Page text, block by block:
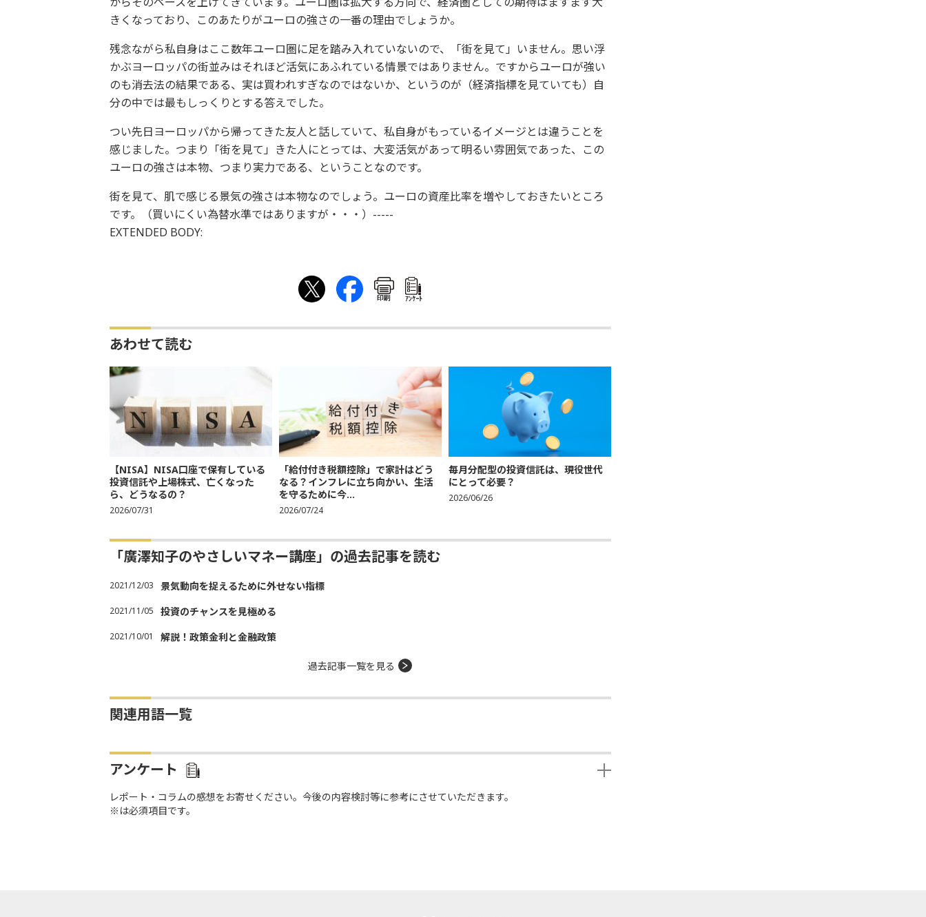
きくなっており、このあたりがユーロの強さの一番の理由でしょうか。
残念ながら私自身はここ数年ユーロ圏に足を踏み入れていないので、「街を見て」いません。思い浮
かぶヨーロッパの街並みはそれほど活気にあふれている情景ではありません。ですからユーロが強い
のも消去法の結果である、実は買われすぎなのではないか、というのが（経済指標を見ていても）自
分の中では最もしっくりとする答えでした。
つい先日ヨーロッパから帰ってきた友人と話していて、私自身がもっているイメージとは違うことを
感じました。つまり「街を見て」きた人にとっては、大変活気があって明るい雰囲気であった、この
ユーロの強さは本物、つまり実力である、ということなのです。
街を見て、肌で感じる景気の強さは本物なのでしょう。ユーロの資産比率を増やしておきたいところ
です。（買いにくい為替水準ではありますが・・・）-----
EXTENDED BODY:
印刷 ｱﾝｹｰﾄ
あわせて読む
【NISA】NISA口座で保有している
投資信託や上場株式、亡くなった
ら、どうなるの？
2026/07/31
「給付付き税額控除」で家計はどう
なる？インフレに立ち向かい、生活
を守るために今...
2026/07/24
毎月分配型の投資信託は、現役世代
にとって必要？
2026/06/26
「廣澤知子のやさしいマネー講座」の過去記事を読む
2021/12/03 景気動向を捉えるために外せない指標
2021/11/05 投資のチャンスを見極める
2021/10/01 解説！政策金利と金融政策
過去記事一覧を見る
関連用語一覧
アンケート
レポート・コラムの感想をお寄せください。今後の内容検討等に参考にさせていただきます。
※は必須項目です。